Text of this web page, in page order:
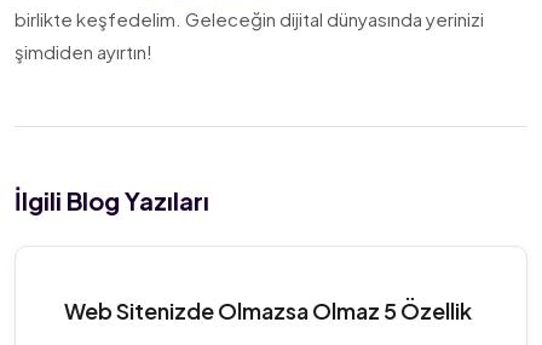
birlikte keşfedelim. Geleceğin dijital dünyasında yerinizi
şimdiden ayırtın!
İlgili Blog Yazıları
Web Sitenizde Olmazsa Olmaz 5 Özellik